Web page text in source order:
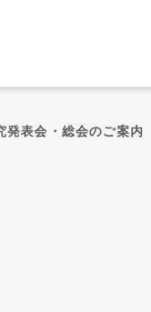
表会・総会のご案内